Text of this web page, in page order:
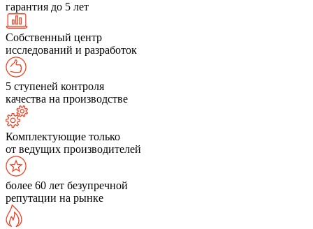
гарантия до 5 лет
Собственный центр
исследований и разработок
5 ступеней контроля
качества на производстве
Комплектующие только
от ведущих производителей
более 60 лет безупречной
репутации на рынке